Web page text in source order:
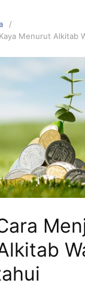
Menurut Alkitab